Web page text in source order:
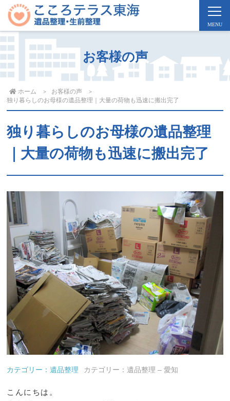
お客様の声
ホーム
お客様の声
独り暮らしのお母様の遺品整理｜大量の荷物も迅速に搬出完了
独り暮らしのお母様の遺品整理
｜大量の荷物も迅速に搬出完了
カテゴリー：遺品整理 カテゴリー：遺品整理 – 愛知
こんにちは。